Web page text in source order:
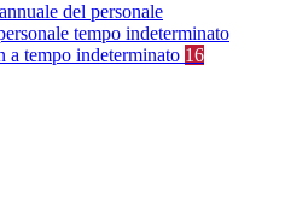
del personale
tempo indeterminato
a tempo indeterminato 16